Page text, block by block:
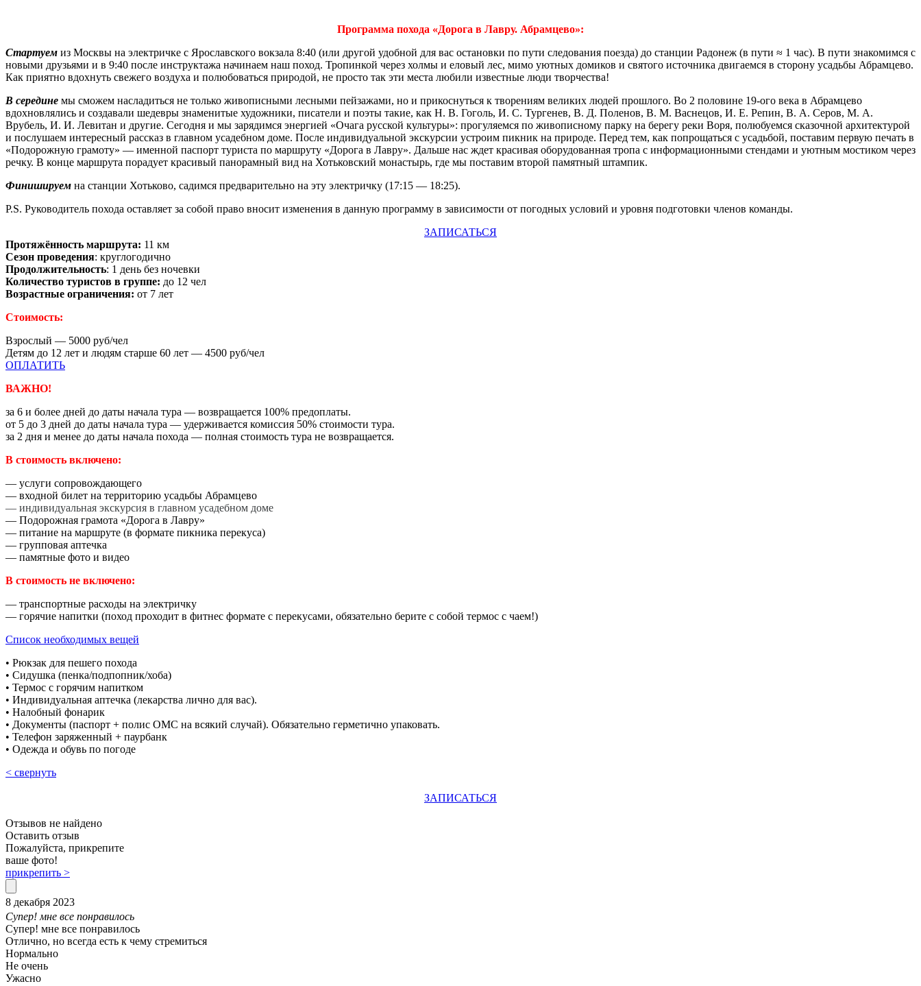
Программа похода «Дорога в Лавру. Абрамцево»:
Стартуем из Москвы на электричке с Ярославского вокзала 8:40 (или другой удобной для вас остановки по пути следования поезда) до станции Радонеж (в пути ≈ 1 час). В пути знакомимся с
новыми друзьями и в 9:40 после инструктажа начинаем наш поход. Тропинкой через холмы и еловый лес, мимо уютных домиков и святого источника двигаемся в сторону усадьбы Абрамцево.
Как приятно вдохнуть свежего воздуха и полюбоваться природой, не просто так эти места любили известные люди творчества!
В середине мы сможем насладиться не только живописными лесными пейзажами, но и прикоснуться к творениям великих людей прошлого. Во 2 половине 19-ого века в Абрамцево
вдохновлялись и создавали шедевры знаменитые художники, писатели и поэты такие, как Н. В. Гоголь, И. С. Тургенев, В. Д. Поленов, В. М. Васнецов, И. Е. Репин, В. А. Серов, М. А.
Врубель, И. И. Левитан и другие. Сегодня и мы зарядимся энергией «Очага русской культуры»: прогуляемся по живописному парку на берегу реки Воря, полюбуемся сказочной архитектурой
и послушаем интересный рассказ в главном усадебном доме. После индивидуальной экскурсии устроим пикник на природе. Перед тем, как попрощаться с усадьбой, поставим первую печать в
«Подорожную грамоту» — именной паспорт туриста по маршруту «Дорога в Лавру». Дальше нас ждет красивая оборудованная тропа с информационными стендами и уютным мостиком через
речку. В конце маршрута порадует красивый панорамный вид на Хотьковский монастырь, где мы поставим второй памятный штампик.
Финишируем на станции Хотьково, садимся предварительно на эту электричку (17:15 — 18:25).
P.S. Руководитель похода оставляет за собой право вносит изменения в данную программу в зависимости от погодных условий и уровня подготовки членов команды.
ЗАПИСАТЬСЯ
Протяжённость маршрута: 11 км
Сезон проведения: круглогодично
Продолжительность: 1 день без ночевки
Количество туристов в группе: до 12 чел
Возрастные ограничения: от 7 лет
Стоимость:
Взрослый — 5000 руб/чел
Детям до 12 лет и людям старше 60 лет — 4500 руб/чел
ОПЛАТИТЬ
ВАЖНО!
за 6 и более дней до даты начала тура — возвращается 100% предоплаты.
от 5 до 3 дней до даты начала тура — удерживается комиссия 50% стоимости тура.
за 2 дня и менее до даты начала похода — полная стоимость тура не возвращается.
В стоимость включено:
— услуги сопровождающего
— входной билет на территорию усадьбы Абрамцево
— индивидуальная экскурсия в главном усадебном доме
— Подорожная грамота «Дорога в Лавру»
— питание на маршруте (в формате пикника перекуса)
— групповая аптечка
— памятные фото и видео
В стоимость не включено:
— транспортные расходы на электричку
— горячие напитки (поход проходит в фитнес формате с перекусами, обязательно берите с собой термос с чаем!)
Список необходимых вещей
• Рюкзак для пешего похода
• Сидушка (пенка/подпопник/хоба)
• Термос с горячим напитком
• Индивидуальная аптечка (лекарства лично для вас).
• Налобный фонарик
• Документы (паспорт + полис ОМС на всякий случай). Обязательно герметично упаковать.
• Телефон заряженный + паурбанк
• Одежда и обувь по погоде
< свернуть
ЗАПИСАТЬСЯ
Отзывов не найдено
Оставить отзыв
Пожалуйста, прикрепите
ваше фото!
прикрепить >
8 декабря 2023
Супер! мне все понравилось
Супер! мне все понравилось
Отлично, но всегда есть к чему стремиться
Нормально
Не очень
Ужасно